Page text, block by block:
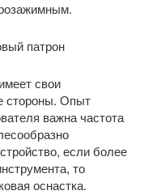
патрон
свои
стороны. Опыт
важна частота
если более
то
оснастка.